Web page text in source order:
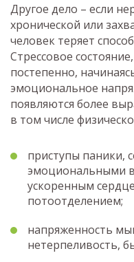
Другое дело – если
хронической или
человек теряет
Стрессовое
постепенно,
эмоциональное
появляются более
в том числе
приступы паники,
эмоциональными
ускоренным
потоотделением;
напряженность
нетерпеливость,